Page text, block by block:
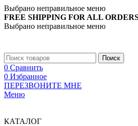
Выбрано неправильное меню
FREE SHIPPING FOR ALL
Выбрано неправильное меню
Поиск
0 Сравнить
0 Избранное
ПЕРЕЗВОНИТЕ МНЕ
Меню
КАТАЛОГ